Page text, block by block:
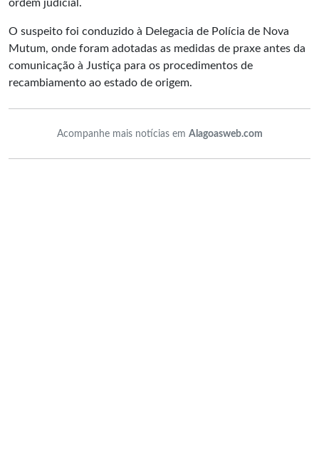
ordem judicial.
O suspeito foi conduzido à Delegacia de Polícia de Nova
Mutum, onde foram adotadas as medidas de praxe antes da
comunicação à Justiça para os procedimentos de
recambiamento ao estado de origem.
Acompanhe mais notícias em Alagoasweb.com